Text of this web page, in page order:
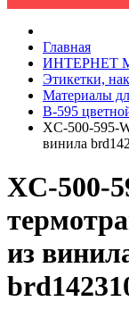
Главная
ИНТЕРНЕТ
Этикетки,
Материалы
B-595
XC-500-595-
винила
XC-500-
из